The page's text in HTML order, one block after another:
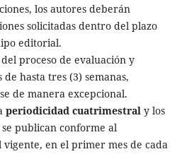
los autores deberán
solicitadas dentro del plazo
editorial.
proceso de evaluación y
hasta tres (3) semanas,
de manera excepcional.
periodicidad cuatrimestraly los
publican conforme al
en el primer mes de cada